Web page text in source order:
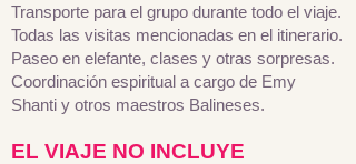
Transporte para el grupo durante todo el viaje.
Todas las visitas mencionadas en el itinerario.
Paseo en elefante, clases y otras sorpresas.
Coordinación espiritual a cargo de Emy
Shanti y otros maestros Balineses.
EL VIAJE NO INCLUYE